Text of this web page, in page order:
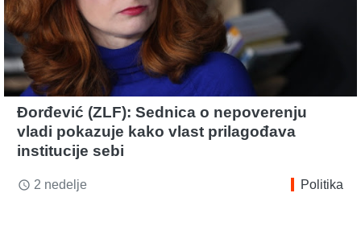
Đorđević (ZLF): Sednica o nepoverenju
vladi pokazuje kako vlast prilagođava
institucije sebi
access_time 2 nedelje Politika